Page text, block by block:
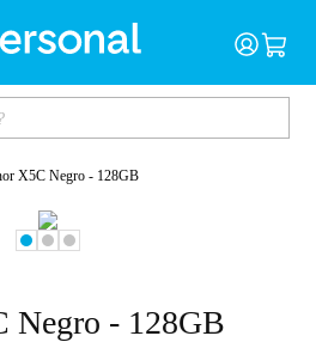
X5C Negro - 128GB
Negro - 128GB